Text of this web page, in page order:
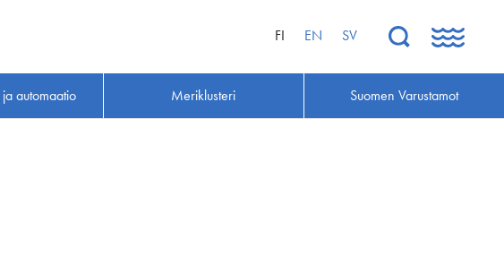
FI EN SV
automaatio Meriklusteri Suomen Varustamot